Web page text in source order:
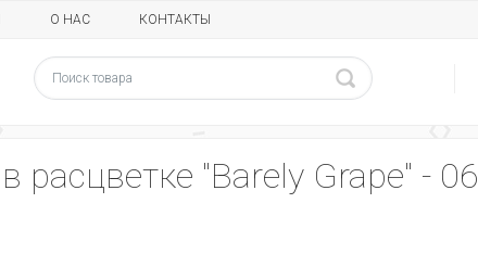
О НАС КОНТАКТЫ
расцветке "Barely Grape" -